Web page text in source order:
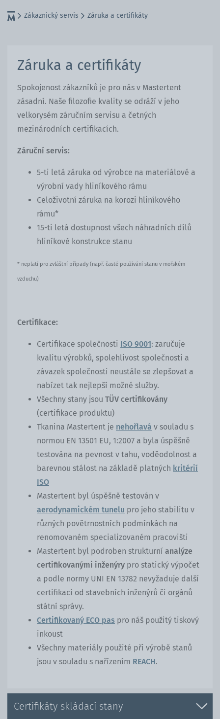
Zákaznický servis Záruka a certifikáty
Záruka a certifikáty
Spokojenost zákazníků je pro nás v Mastertent
zásadní. Naše filozofie kvality se odráží v jeho
velkorysém záručním servisu a četných
mezinárodních certifikacích.
Záruční servis:
5-ti letá záruka od výrobce na materiálové a
výrobní vady hliníkového rámu
Celoživotní záruka na korozi hliníkového
rámu*
15-ti letá dostupnost všech náhradních dílů
hliníkové konstrukce stanu
* neplatí pro zvláštní případy (např. časté používání stanu v mořském
vzduchu)
Certifikace:
Certifikace společnosti ISO 9001: zaručuje
kvalitu výrobků, spolehlivost společnosti a
závazek společnosti neustále se zlepšovat a
nabízet tak nejlepší možné služby.
Všechny stany jsou TÜV certifikovány
(certifikace produktu)
Tkanina Mastertent je nehořlavá v souladu s
normou EN 13501 EU, 1:2007 a byla úspěšně
testována na pevnost v tahu, voděodolnost a
barevnou stálost na základě platných kritérií
ISO
Mastertent byl úspěšně testován v
aerodynamickém tunelu pro jeho stabilitu v
různých povětrnostních podmínkách na
renomovaném specializovaném pracovišti
Mastertent byl podroben strukturní analýze
certifikovanými inženýry pro statický výpočet
a podle normy UNI EN 13782 nevyžaduje další
certifikaci od stavebních inženýrů či orgánů
státní správy.
Certifikovaný ECO pas pro náš použitý tiskový
inkoust
Všechny materiály použité při výrobě stanů
jsou v souladu s nařízením REACH.
Certifikáty skládací stany